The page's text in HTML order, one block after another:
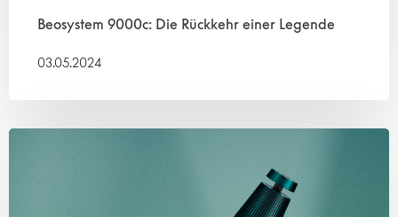
Beosystem 9000c: Die Rückkehr einer Legende
03.05.2024